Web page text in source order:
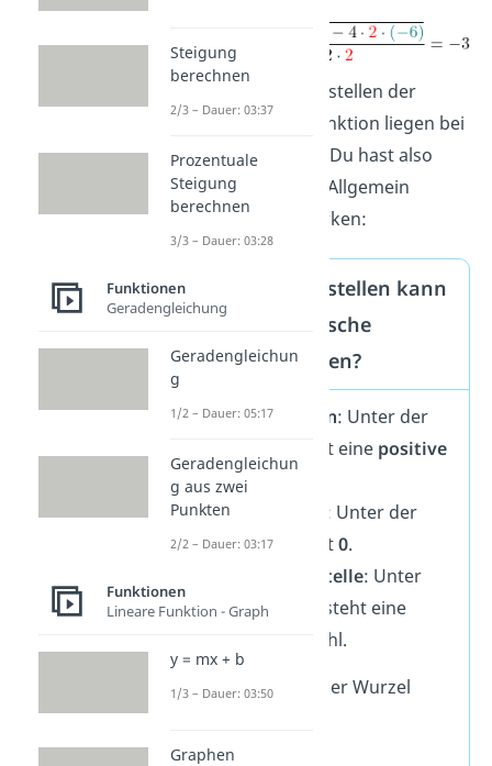
Deine beiden Nullstellen der
quadratischen Funktion liegen bei
x1= 1und
. Du hast also
zwei Nullstellen
. Allgemein
kannst du dir merken:
Wie viele Nullstellen kann
eine quadratische
Funktion haben?
2 Nullstellen: Unter der
Wurzel steht eine positive
Zahl.
1 Nullstelle
: Unter der
Wurzel steht0.
Keine Nullstelle: Unter
der Wurzel steht eine
Zahl.
Die Zahl unter der Wurzel
Diskriminante
Steigung
berechnen
2/3 – Dauer: 03:37
Prozentuale
Steigung
berechnen
3/3 – Dauer: 03:28
Funktionen
Geradengleichung
Geradengleichun
g
1/2 – Dauer: 05:17
Geradengleichun
g aus zwei
Punkten
2/2 – Dauer: 03:17
Funktionen
Lineare Funktion - Graph
y = mx + b
1/3 – Dauer: 03:50
Graphen